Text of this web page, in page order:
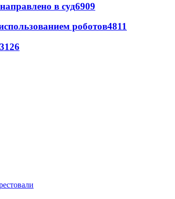
в суд6909
роботов4811
3126